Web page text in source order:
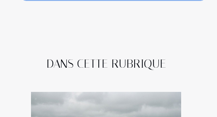
DANS CETTE RUBRIQUE